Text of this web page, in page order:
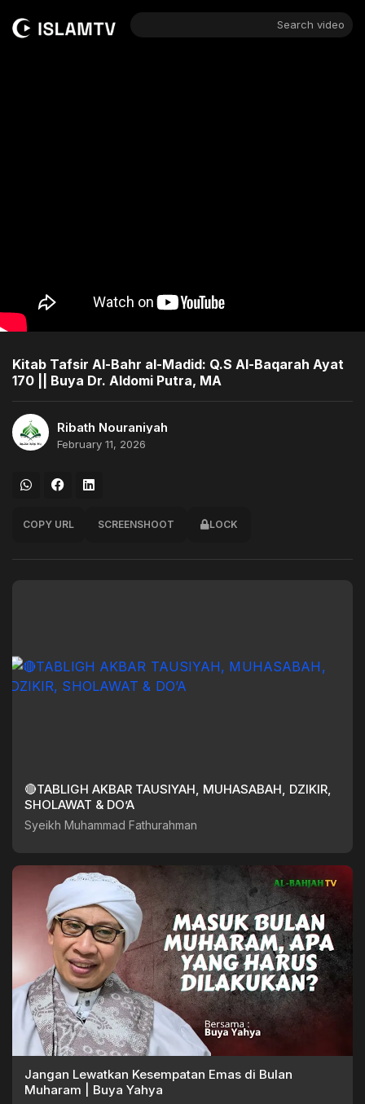
Search video
Kitab Tafsir Al-Bahr al-Madid: Q.S Al-Baqarah Ayat
170 || Buya Dr. Aldomi Putra, MA
Ribath Nouraniyah
February 11, 2026
COPY URL SCREENSHOOT LOCK
🔴TABLIGH AKBAR TAUSIYAH, MUHASABAH, DZIKIR,
SHOLAWAT & DO’A
Syeikh Muhammad Fathurahman
Jangan Lewatkan Kesempatan Emas di Bulan
Muharam | Buya Yahya